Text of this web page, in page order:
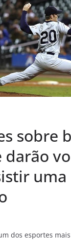
sobre
darão
dos esportes